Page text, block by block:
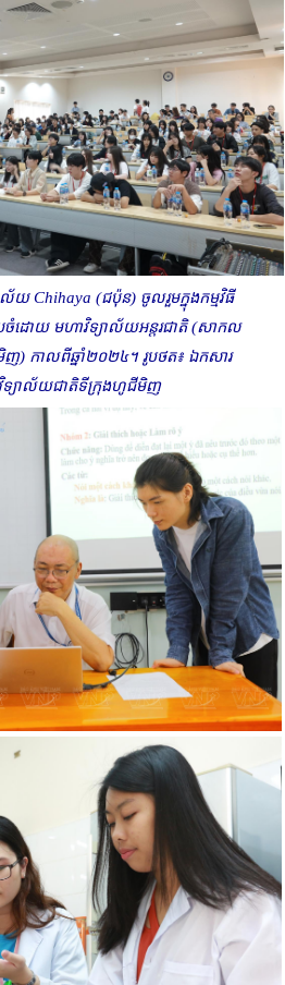
ល័យChihaya (ជប៉ុន) ចូលរួមក្នុងកម្មវិធី
បចំដោយ មហាវិទ្យាល័យអន្តរជាតិ (សាកល
) កាលពីឆ្នាំ២០២៤។ រូបថត៖ ឯកសារ
យាល័យជាតិទីក្រុងហូជីមិញ